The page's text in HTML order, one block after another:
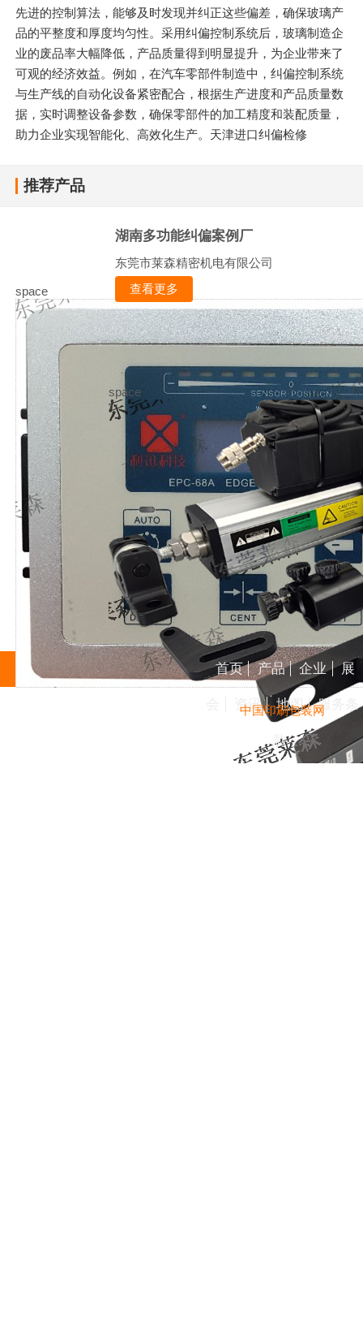
先进的控制算法，能够及时发现并纠正这些偏差，确保玻璃产
品的平整度和厚度均匀性。采用纠偏控制系统后，玻璃制造企
业的废品率大幅降低，产品质量得到明显提升，为企业带来了
可观的经济效益。例如，在汽车零部件制造中，纠偏控制系统
与生产线的自动化设备紧密配合，根据生产进度和产品质量数
据，实时调整设备参数，确保零部件的加工精度和装配质量，
助力企业实现智能化、高效化生产。天津进口纠偏检修
推荐产品
space
湖南多功能纠偏案例厂
东莞市莱森精密机电有限公司
查看更多
space
首页 产品 企业 展
资讯 地图 服务条
款
中国印刷包装网